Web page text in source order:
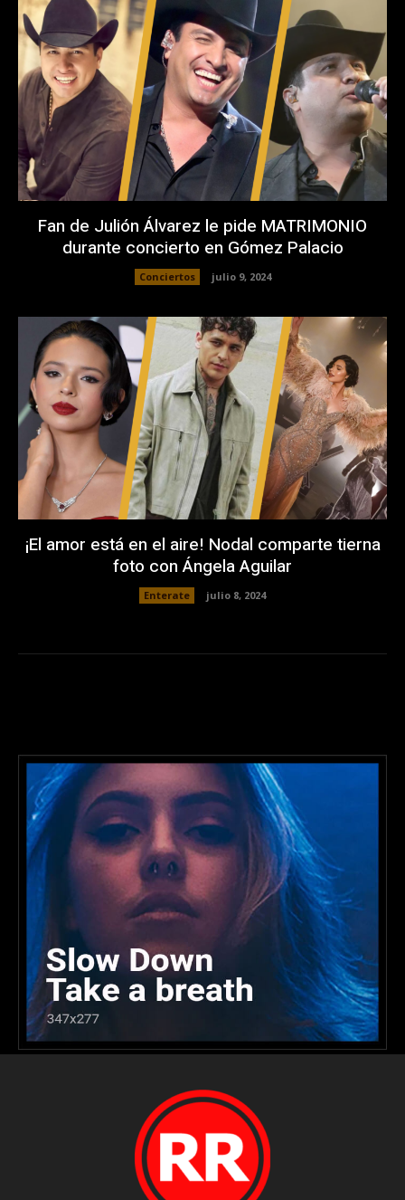
Fan de Julión Álvarez le pide MATRIMONIO
durante concierto en Gómez Palacio
Conciertos julio 9, 2024
¡El amor está en el aire! Nodal comparte tierna
foto con Ángela Aguilar
Enterate julio 8, 2024